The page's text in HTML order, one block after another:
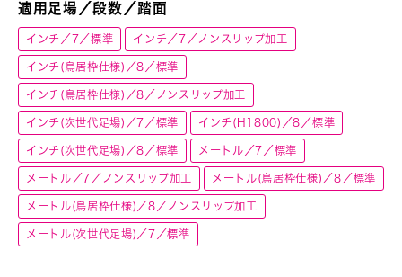
適用足場／段数／踏面
インチ／7／標準 インチ／7／ノンスリップ加工
インチ(鳥居枠仕様)／8／標準
インチ(鳥居枠仕様)／8／ノンスリップ加工
インチ(次世代足場)／7／標準 インチ(H1800)／8／標準
インチ(次世代足場)／8／標準 メートル／7／標準
メートル／7／ノンスリップ加工 メートル(鳥居枠仕様)／8／標準
メートル(鳥居枠仕様)／8／ノンスリップ加工
メートル(次世代足場)／7／標準